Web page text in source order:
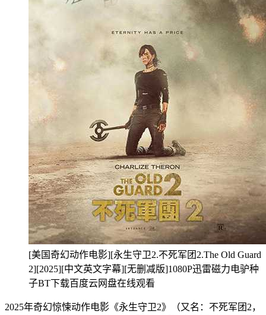
[美国奇幻动作电影][永生守卫2.不死军团2.The Old Guard
2][2025][中文英文字幕][无删减版]1080P迅雷磁力电驴种
子BT下载百度云网盘在线观看
2025年奇幻惊悚动作电影《永生守卫2》（又名：不死军团2，